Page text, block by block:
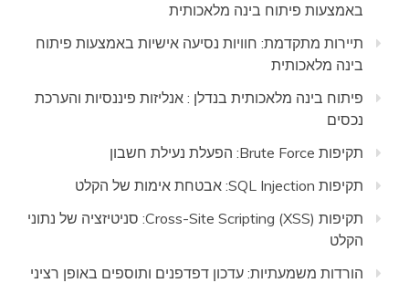
באמצעות פיתוח בינה מלאכותית
תיירות מתקדמת: חוויות נסיעה אישיות באמצעות פיתוח
בינה מלאכותית
פיתוח בינה מלאכותית בנדלן : אנליזות פיננסיות והערכת
נכסים
תקיפות Brute Force: הפעלת נעילת חשבון
תקיפות SQL Injection: אבטחת אימות של הקלט
תקיפות Cross-Site Scripting (XSS): סניטיזציה של נתוני
הקלט
הורדות משמעתיות: עדכון דפדפנים ותוספים באופן רציני